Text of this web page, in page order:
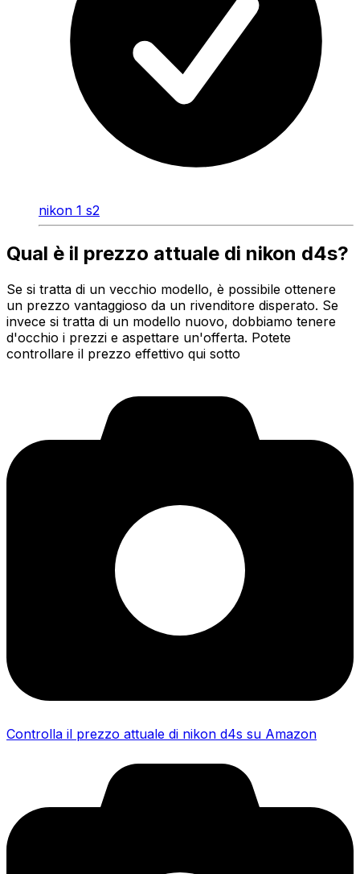
nikon 1 s2
Qual è il prezzo attuale di nikon d4s?
Se si tratta di un vecchio modello, è possibile ottenere
un prezzo vantaggioso da un rivenditore disperato. Se
invece si tratta di un modello nuovo, dobbiamo tenere
d'occhio i prezzi e aspettare un'offerta. Potete
controllare il prezzo effettivo qui sotto
Controlla il prezzo attuale di nikon d4s su Amazon